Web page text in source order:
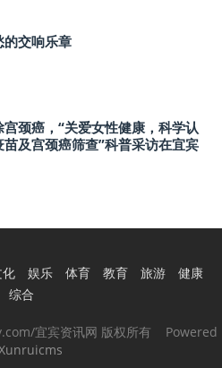
的交响乐章
宫颈癌，“关爱女性健康，科学认
苗及宫颈癌筛查”科普采访在宜宾
娱乐 体育 教育 旅游
健康
综合
宜宾资讯网 版权所有 Powered